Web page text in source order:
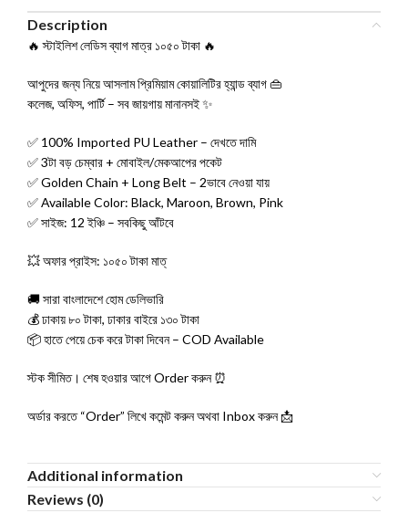
Description
🔥 স্টাইলিশ লেডিস ব্যাগ মাত্র ১০৫০ টাকা 🔥
আপুদের জন্য নিয়ে আসলাম প্রিমিয়াম কোয়ালিটির হ্যান্ড ব্যাগ 👜
কলেজ, অফিস, পার্টি – সব জায়গায় মানানসই ✨
✅ 100% Imported PU Leather – দেখতে দামি
✅ 3টা বড় চেম্বার + মোবাইল/মেকআপের পকেট
✅ Golden Chain + Long Belt – 2ভাবে নেওয়া যায়
✅ Available Color: Black, Maroon, Brown, Pink
✅ সাইজ: 12 ইঞ্চি – সবকিছু আঁটবে
💥 অফার প্রাইস: ১০৫০ টাকা মাত্
🚚 সারা বাংলাদেশে হোম ডেলিভারি
💰 ঢাকায় ৮০ টাকা, ঢাকার বাইরে ১৩০ টাকা
📦 হাতে পেয়ে চেক করে টাকা দিবেন – COD Available
স্টক সীমিত। শেষ হওয়ার আগে Order করুন ⏰
অর্ডার করতে “Order” লিখে কমেন্ট করুন অথবা Inbox করুন 📩
Additional information
Reviews (0)